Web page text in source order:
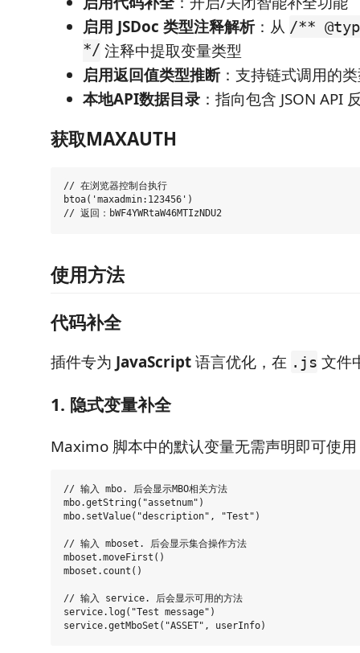
启用 JSDoc 类型注释解析：从 /**
*/ 注释中提取变量类型
启用返回值类型推断：支持链式调用的
本地API数据目录 ：指向包含 JSON API
获取MAXAUTH
// 在浏览器控制台执行
btoa('maxadmin:123456')
使用方法
代码补全
插件专为 JavaScript语言优化，在 .js 文件
1. 隐式变量补全
Maximo 脚本中的默认变量无需声明即可使
// 输入 mbo. 后会显示MBO相关方法
mbo.getString("assetnum")
mbo.setValue("description", "Test")
// 输入 mboset. 后会显示集合操作方法
mboset.moveFirst()
mboset.count()
// 输入 service. 后会显示可用的方法
service.log("Test message")